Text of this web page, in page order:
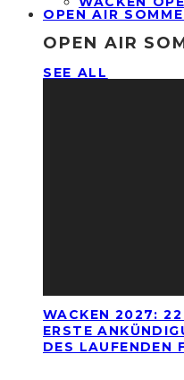
OPEN AIR
OPEN AIR
SEE ALL
WACKEN 2027:
ERSTE
DES LAUFENDEN